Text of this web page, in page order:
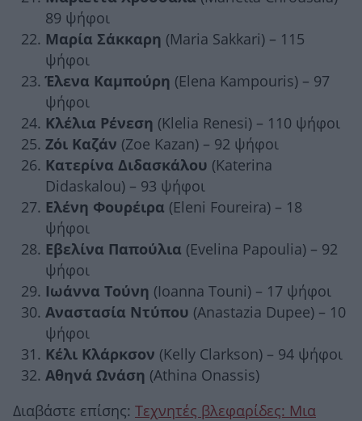
89 ψήφοι
Μαρία Σάκκαρη (Maria Sakkari) – 115
ψήφοι
Έλενα Καμπούρη (Elena Kampouris) – 97
ψήφοι
Κλέλια Ρένεση (Klelia Renesi) – 110 ψήφοι
Ζόι Καζάν (Zoe Kazan) – 92 ψήφοι
Κατερίνα Διδασκάλου (Katerina
Didaskalou) – 93 ψήφοι
Ελένη Φουρέιρα (Eleni Foureira) – 18
ψήφοι
Εβελίνα Παπούλια (Evelina Papoulia) – 92
ψήφοι
Ιωάννα Τούνη (Ioanna Touni) – 17 ψήφοι
Αναστασία Ντύπου (Anastazia Dupee) – 10
ψήφοι
Κέλι Κλάρκσον (Kelly Clarkson) – 94 ψήφοι
Αθηνά Ωνάση (Athina Onassis)
Διαβάστε επίσης: Τεχνητές βλεφαρίδες: Μια